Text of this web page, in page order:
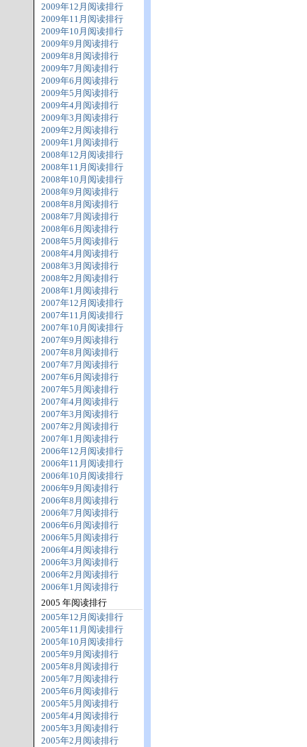
2009年12月阅读排行
2009年11月阅读排行
2009年10月阅读排行
2009年9月阅读排行
2009年8月阅读排行
2009年7月阅读排行
2009年6月阅读排行
2009年5月阅读排行
2009年4月阅读排行
2009年3月阅读排行
2009年2月阅读排行
2009年1月阅读排行
2008年12月阅读排行
2008年11月阅读排行
2008年10月阅读排行
2008年9月阅读排行
2008年8月阅读排行
2008年7月阅读排行
2008年6月阅读排行
2008年5月阅读排行
2008年4月阅读排行
2008年3月阅读排行
2008年2月阅读排行
2008年1月阅读排行
2007年12月阅读排行
2007年11月阅读排行
2007年10月阅读排行
2007年9月阅读排行
2007年8月阅读排行
2007年7月阅读排行
2007年6月阅读排行
2007年5月阅读排行
2007年4月阅读排行
2007年3月阅读排行
2007年2月阅读排行
2007年1月阅读排行
2006年12月阅读排行
2006年11月阅读排行
2006年10月阅读排行
2006年9月阅读排行
2006年8月阅读排行
2006年7月阅读排行
2006年6月阅读排行
2006年5月阅读排行
2006年4月阅读排行
2006年3月阅读排行
2006年2月阅读排行
2006年1月阅读排行
2005 年阅读排行
2005年12月阅读排行
2005年11月阅读排行
2005年10月阅读排行
2005年9月阅读排行
2005年8月阅读排行
2005年7月阅读排行
2005年6月阅读排行
2005年5月阅读排行
2005年4月阅读排行
2005年3月阅读排行
2005年2月阅读排行